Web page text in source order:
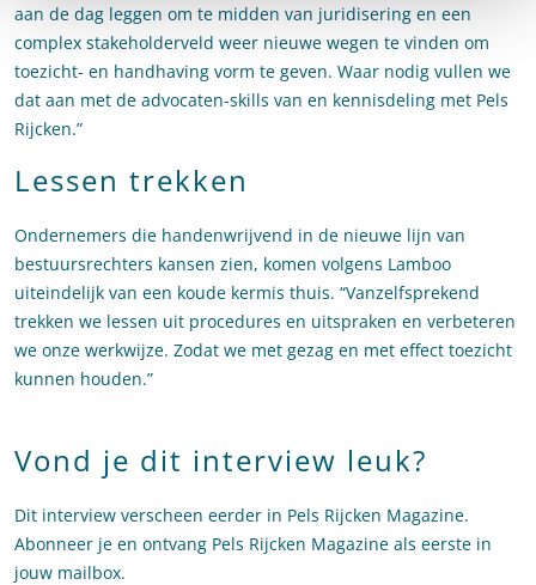
aan de dag leggen om te midden van juridisering en een
complex stakeholderveld weer nieuwe wegen te vinden om
toezicht- en handhaving vorm te geven. Waar nodig vullen we
dat aan met de advocaten-skills van en kennisdeling met Pels
Rijcken.”
Lessen trekken
Ondernemers die handenwrijvend in de nieuwe lijn van
bestuursrechters kansen zien, komen volgens Lamboo
uiteindelijk van een koude kermis thuis. “Vanzelfsprekend
trekken we lessen uit procedures en uitspraken en verbeteren
we onze werkwijze. Zodat we met gezag en met effect toezicht
kunnen houden.”
Vond je dit interview leuk?
Dit interview verscheen eerder in Pels Rijcken Magazine.
Abonneer je en ontvang Pels Rijcken Magazine als eerste in
jouw mailbox.